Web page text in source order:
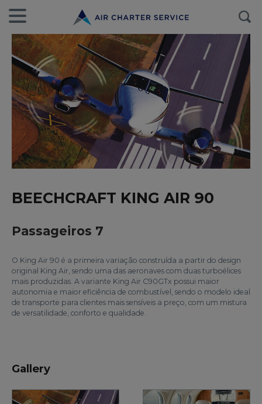
BEECHCRAFT KING AIR 90
Passageiros 7
O King Air 90 é a primeira variação construída a partir do design
original King Air, sendo uma das aeronaves com duas turboélices
mais produzidas. A variante King Air C90GTx possui maior
autonomia e maior eficiência de combustível, sendo o modelo ideal
de transporte para clientes mais sensíveis a preço, com um mistura
de versatilidade, conforto e qualidade.
Gallery